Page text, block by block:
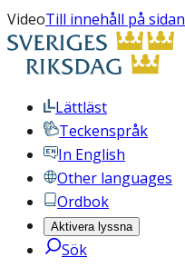
VideoTill innehåll på sidan
Lättläst
Teckenspråk
In English
Other languages
Ordbok
Aktivera lyssna
Sök